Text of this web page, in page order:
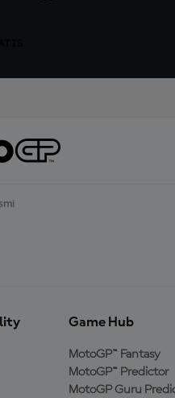
Game Hub
MotoGP™ Fantasy
MotoGP™ Predictor
MotoGP Guru